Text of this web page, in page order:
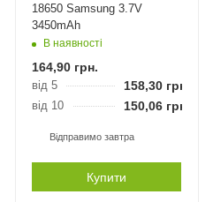
18650 Samsung 3.7V
3450mAh
В наявності
164,90грн.
від 5 158,30грн.
від 10 150,06грн.
Відправимо завтра
Купити